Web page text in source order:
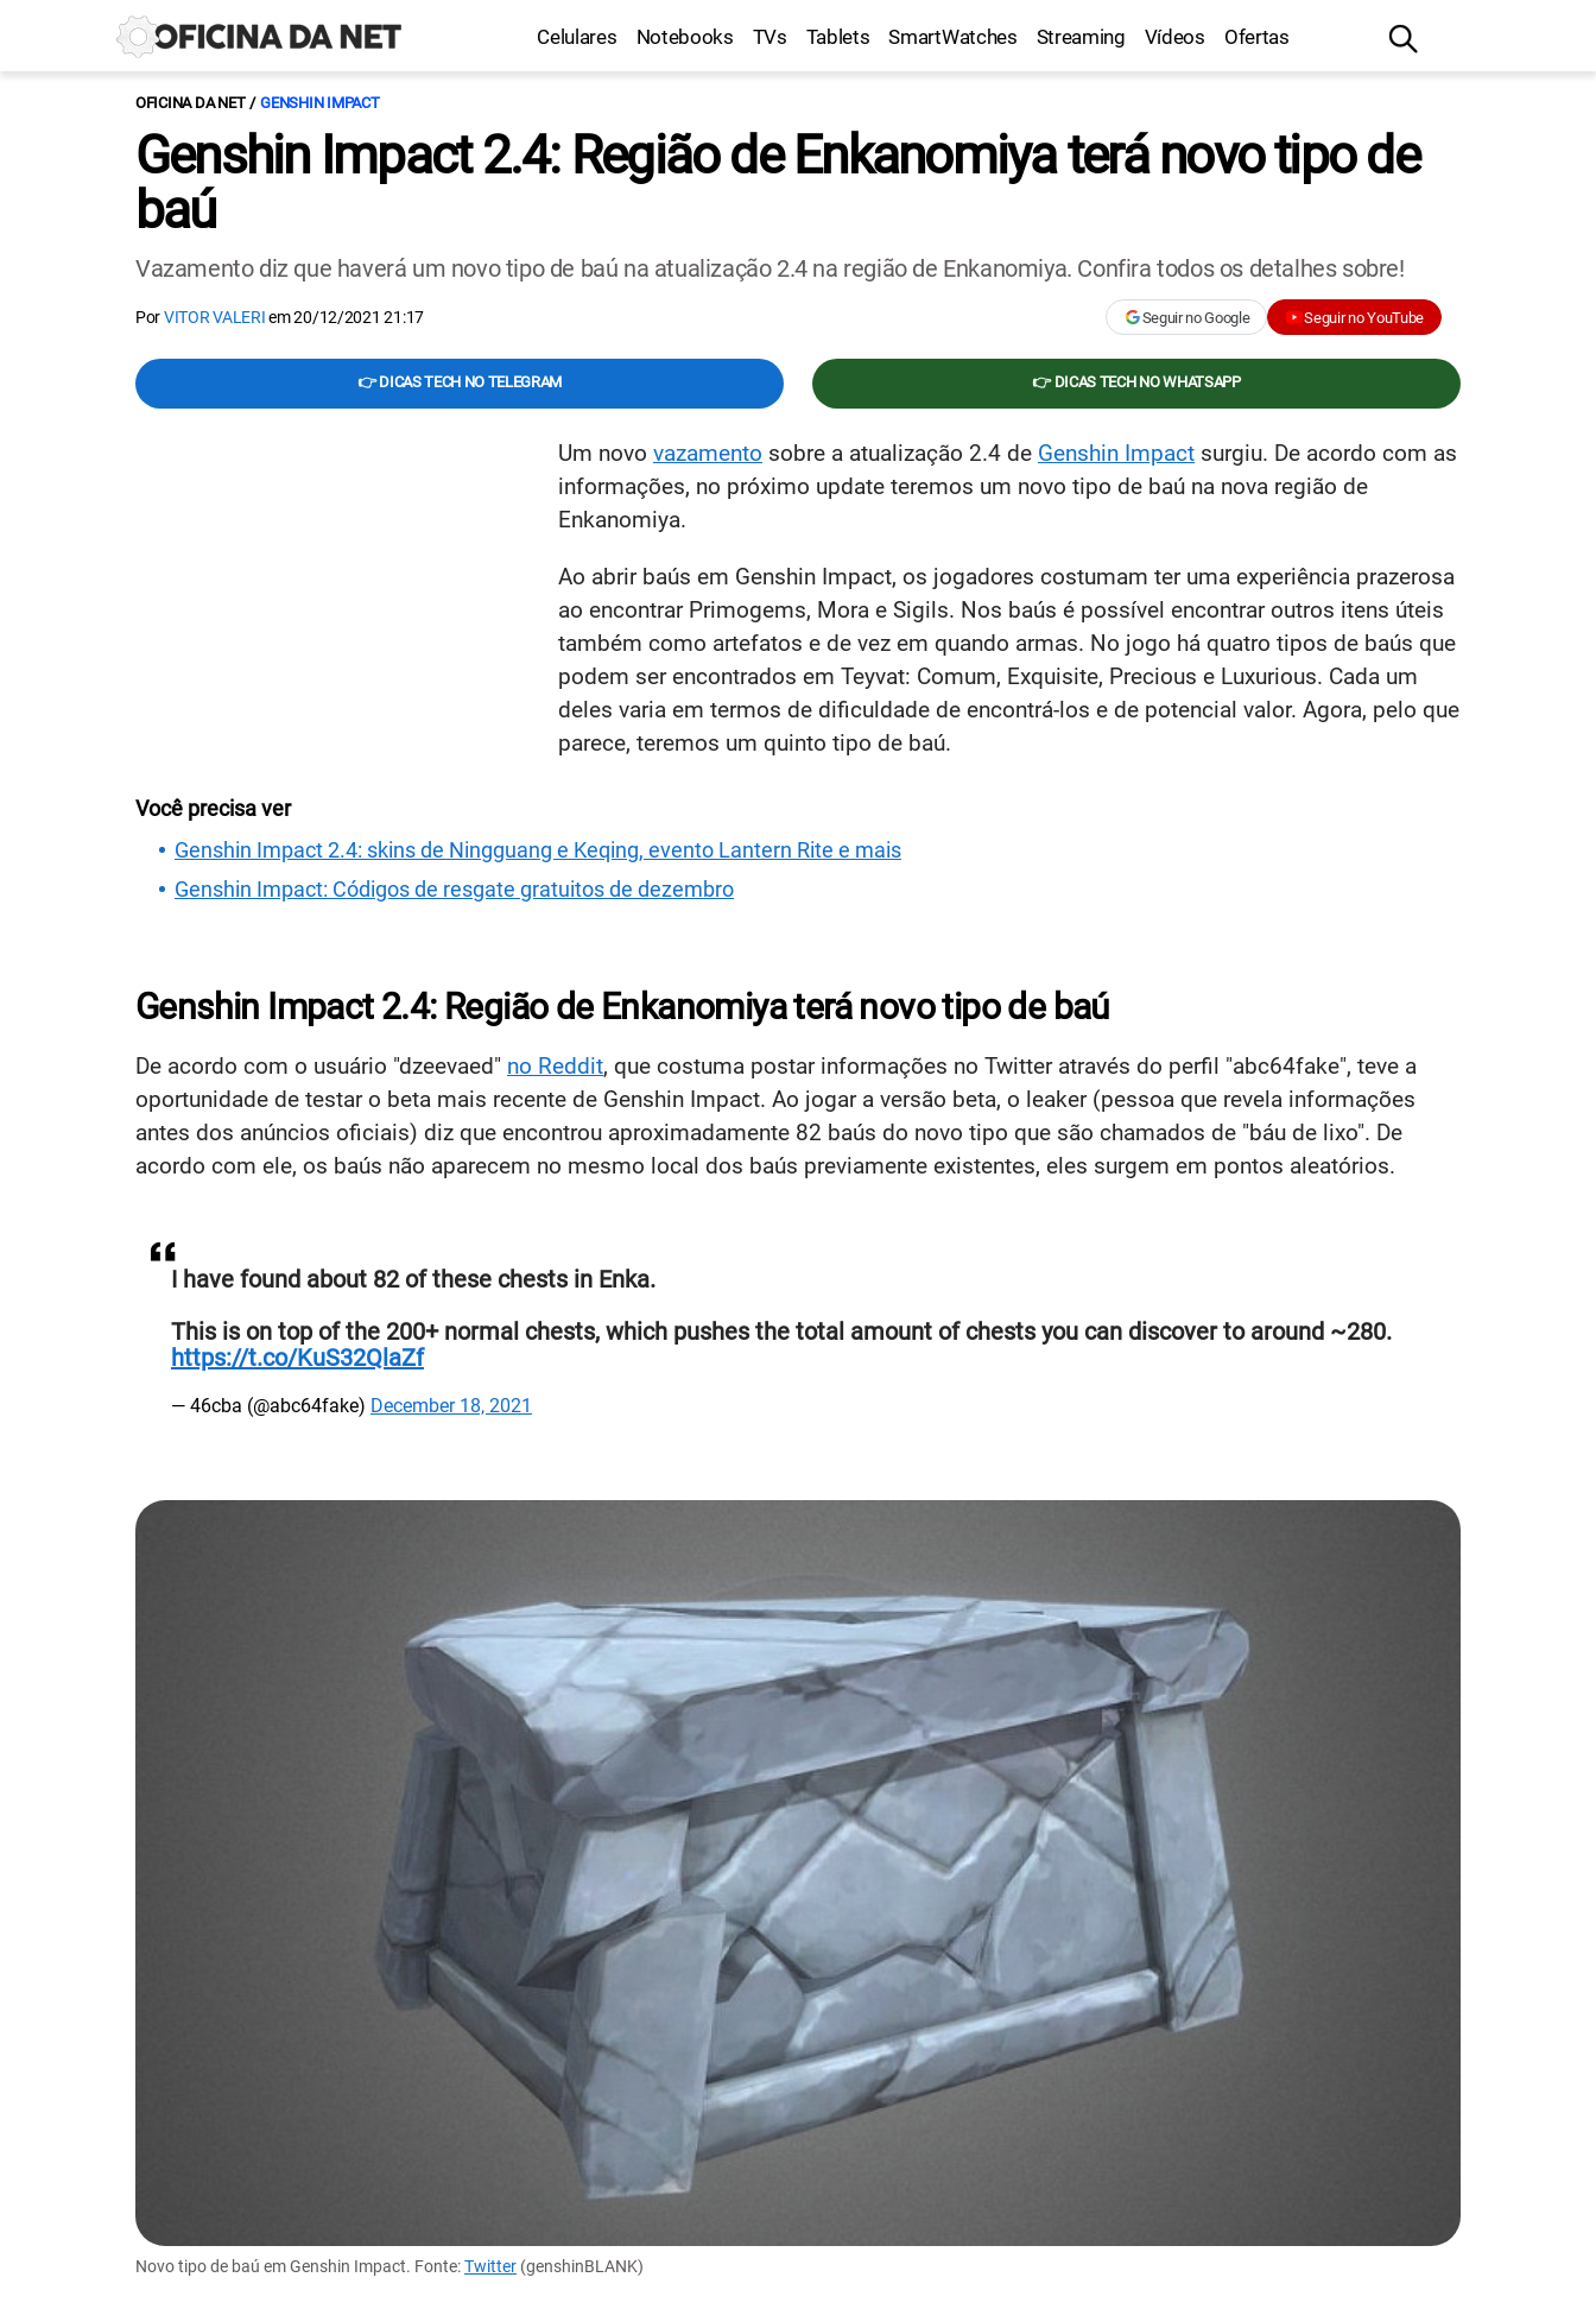
Celulares Notebooks TVs Tablets SmartWatches Streaming Vídeos Ofertas
OFICINA DA NET GENSHIN IMPACT
Genshin Impact 2.4: Região de Enkanomiya terá novo tipo de
baú
Vazamento diz que haverá um novo tipo de baú na atualização 2.4 na região de Enkanomiya. Confira todos os detalhes sobre!
PorVITOR VALERIem20/12/2021 21:17 Seguir no Google Seguir no YouTube
👉 DICAS TECH NO TELEGRAM 👉 DICAS TECH NO WHATSAPP
Um novo vazamento sobre a atualização 2.4 de Genshin Impact surgiu. De acordo com as
informações, no próximo update teremos um novo tipo de baú na nova região de
Enkanomiya.
Ao abrir baús em Genshin Impact, os jogadores costumam ter uma experiência prazerosa
ao encontrar Primogems, Mora e Sigils. Nos baús é possível encontrar outros itens úteis
também como artefatos e de vez em quando armas. No jogo há quatro tipos de baús que
podem ser encontrados em Teyvat: Comum, Exquisite, Precious e Luxurious. Cada um
deles varia em termos de dificuldade de encontrá-los e de potencial valor. Agora, pelo que
parece, teremos um quinto tipo de baú.
Você precisa ver
Genshin Impact 2.4: skins de Ningguang e Keqing, evento Lantern Rite e mais
Genshin Impact: Códigos de resgate gratuitos de dezembro
Genshin Impact 2.4: Região de Enkanomiya terá novo tipo de baú
De acordo com o usuário "dzeevaed" no Reddit, que costuma postar informações no Twitter através do perfil "abc64fake", teve a
oportunidade de testar o beta mais recente de Genshin Impact. Ao jogar a versão beta, o leaker (pessoa que revela informações
antes dos anúncios oficiais) diz que encontrou aproximadamente 82 baús do novo tipo que são chamados de "báu de lixo". De
acordo com ele, os baús não aparecem no mesmo local dos baús previamente existentes, eles surgem em pontos aleatórios.
I have found about 82 of these chests in Enka.
This is on top of the 200+ normal chests, which pushes the total amount of chests you can discover to around ~280.
https://t.co/KuS32QlaZf
— 46cba (@abc64fake) December 18, 2021
Novo tipo de baú em Genshin Impact. Fonte:Twitter (genshinBLANK)